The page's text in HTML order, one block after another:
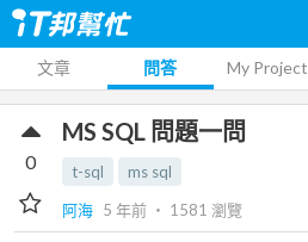
文章 問答 My Project
MS SQL 問題一問
t-sql
ms sql
阿海 5 年前 ‧ 1581 瀏覽
0